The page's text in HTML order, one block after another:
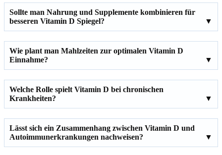
Sollte man Nahrung und Supplemente kombinieren für
besseren Vitamin D Spiegel?
Wie plant man Mahlzeiten zur optimalen Vitamin D
Einnahme?
Welche Rolle spielt Vitamin D bei chronischen
Krankheiten?
Lässt sich ein Zusammenhang zwischen Vitamin D und
Autoimmunerkrankungen nachweisen?